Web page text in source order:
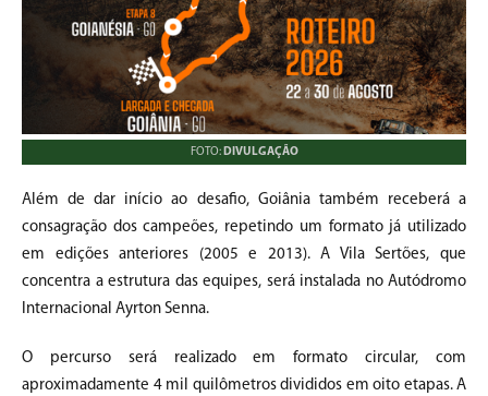
FOTO: DIVULGAÇÃO
Além de dar início ao desafio, Goiânia também receberá a
consagração dos campeões, repetindo um formato já utilizado
em edições anteriores (2005 e 2013). A Vila Sertões, que
concentra a estrutura das equipes, será instalada no Autódromo
Internacional Ayrton Senna.
O percurso será realizado em formato circular, com
aproximadamente 4 mil quilômetros divididos em oito etapas. A